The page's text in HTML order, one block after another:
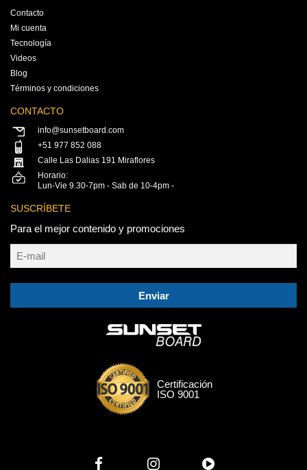
Contacto
Mi cuenta
Tecnología
Videos
Blog
Términos y condiciones
CONTACTO
info@sunsetboard.com
+51 977 852 088
Calle Las Dalias 191 Miraflores
Horario:
Lun-Vie 9.30-7pm - Sab de 10-4pm -
SUSCRÍBETE
Para el mejor contenido y promociones
Enviar
Certificación
ISO 9001